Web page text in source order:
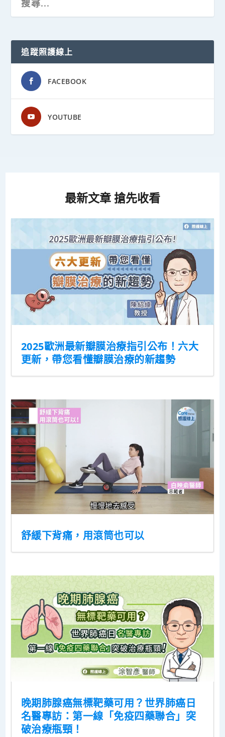
追蹤照護線上
FACEBOOK
YOUTUBE
最新文章 搶先收看
2025歐洲最新瓣膜治療指引公布！六大
更新，帶您看懂瓣膜治療的新趨勢
舒緩下背痛，用滾筒也可以
晚期肺腺癌無標靶藥可用？世界肺癌日
名醫專訪：第一線「免疫四藥聯合」突
破治療瓶頸！